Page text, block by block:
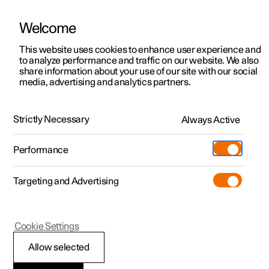
Polestar 2
Polestar 3
Polestar 4
Pre-owned
Shop
Meer
Testrit
Aanbiedingen voor
Testrit
Aanbiedingen voor
Polestar 4 coupé
Ontdek Polestar 4
Testrit
Bekijk onze stockwagens
Aanbiedingen voor
Ontdek Polestar 5
Over pre-owned
Pre-owned aanbiedingen
Aanbiedingen voor particulieren
Aanbiedingen voor
professionelen
Bekijk onze stockwagens
Configureer
Pre-owned
Testrit
Additionals
(Opent in een nieuw venster)
Experiences
Ontmoet ons
Servicepunten
Opladen
Support
HandleidingVideogalerijDownloadsSoftware-updates
Accu
Polestar 1
Accu’s
Welcome
This website uses cookies to enhance user experience and
to analyze performance and traffic on our website. We also
share information about your use of our site with our social
media, advertising and analytics partners.
Strictly Necessary Always Active
Performance
Targeting and Advertising
Allow selected
Cookie Settings